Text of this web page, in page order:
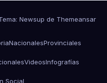
Newsup de Themeansar
NacionalesProvinciales
VideosInfografías
Social